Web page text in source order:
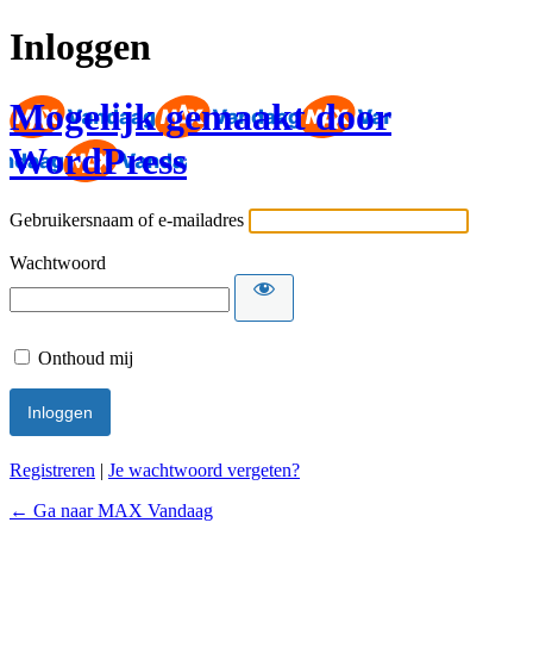
Inloggen
Mogelijk gemaakt door
WordPress
Gebruikersnaam of e-mailadres
Wachtwoord
Onthoud mij
Registreren | Je wachtwoord vergeten?
← Ga naar MAX Vandaag